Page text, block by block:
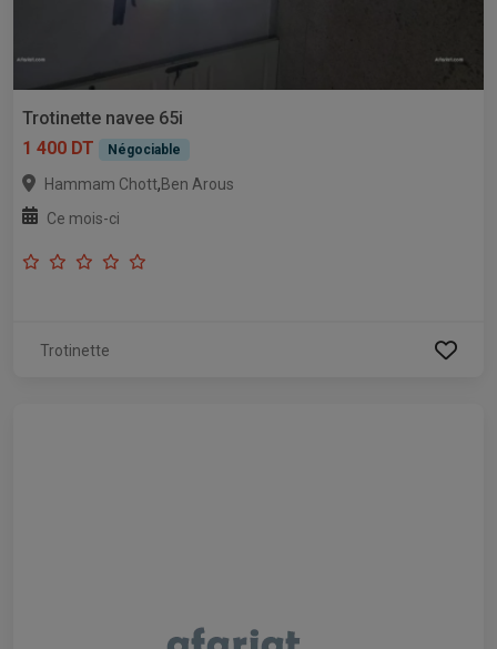
Trotinette navee 65i
1 400 DT
Négociable
Hammam Chott,Ben Arous
Ce mois-ci
Trotinette